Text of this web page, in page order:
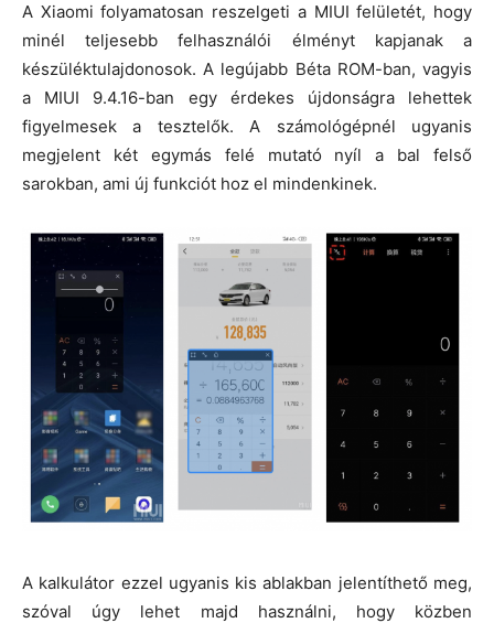
A Xiaomi folyamatosan reszelgeti a MIUI felületét, hogy
minél teljesebb felhasználói élményt kapjanak a
készüléktulajdonosok. A legújabb Béta ROM-ban, vagyis
a MIUI 9.4.16-ban egy érdekes újdonságra lehettek
figyelmesek a tesztelők. A számológépnél ugyanis
megjelent két egymás felé mutató nyíl a bal felső
sarokban, ami új funkciót hoz el mindenkinek.
A kalkulátor ezzel ugyanis kis ablakban jelentíthető meg,
szóval úgy lehet majd használni, hogy közben